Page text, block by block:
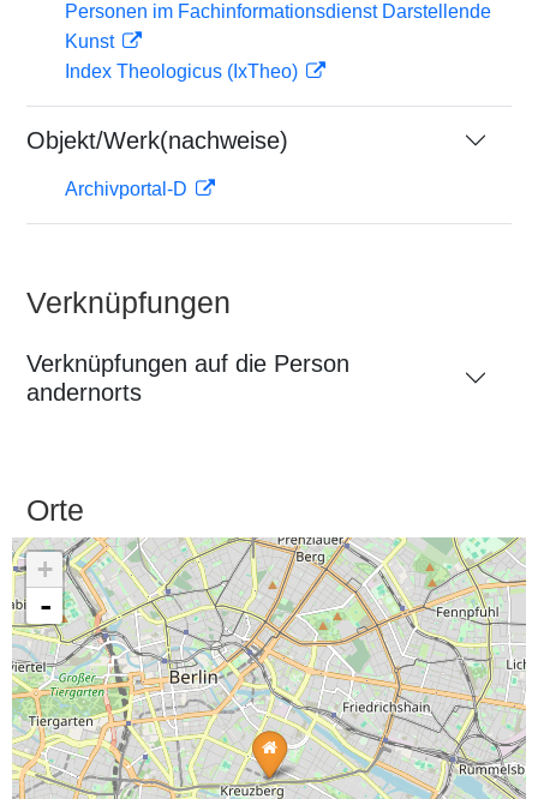
Personen im Fachinformationsdienst Darstellende
Kunst
Index Theologicus (IxTheo)
Objekt/Werk(nachweise)
Archivportal-D
Verknüpfungen
Verknüpfungen auf die Person
andernorts
Orte
+
-